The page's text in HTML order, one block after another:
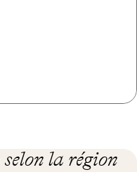
selon la région